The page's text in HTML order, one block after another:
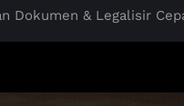
Dokumen & Legalisir